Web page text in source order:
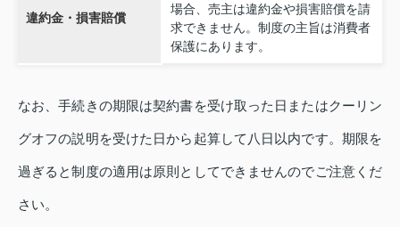
違約金・損害賠償
場合、売主は違約金や損害賠償を請
求できません。制度の主旨は消費者
保護にあります。
なお、手続きの期限は契約書を受け取った日またはクーリン
グオフの説明を受けた日から起算して八日以内です。期限を
過ぎると制度の適用は原則としてできませんのでご注意くだ
さい。